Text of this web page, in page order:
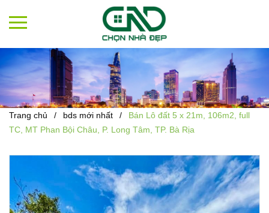
Trang chủ / bds mới nhất /
Bán Lô đất 5 x 21m, 106m2, full
TC, MT Phan Bội Châu, P. Long Tâm, TP. Bà Rịa